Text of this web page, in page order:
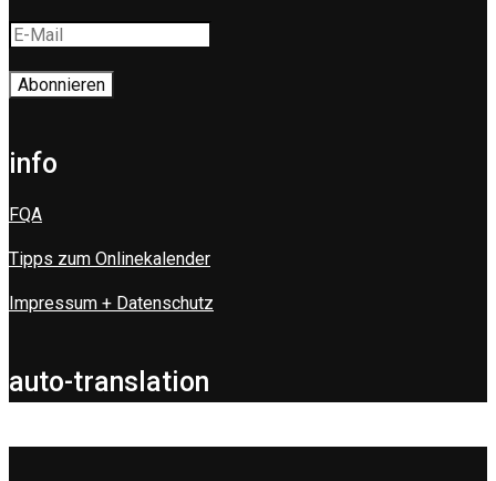
info
FQA
Tipps zum Onlinekalender
Impressum + Datenschutz
auto-translation